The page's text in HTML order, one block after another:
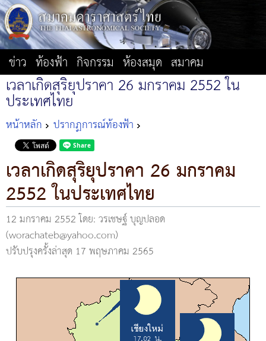
ข่าว ท้องฟ้า กิจกรรม ห้องสมุด สมาคม
เวลาเกิดสุริยุปราคา 26 มกราคม 2552 ใน
ประเทศไทย
หน้าหลัก ปรากฏการณ์ท้องฟ้า
เวลาเกิดสุริยุปราคา 26 มกราคม
2552 ในประเทศไทย
12 มกราคม 2552โดย: วรเชษฐ์ บุญปลอด
(worachateb@yahoo.com)
ปรับปรุงครั้งล่าสุด 17 พฤษภาคม 2565